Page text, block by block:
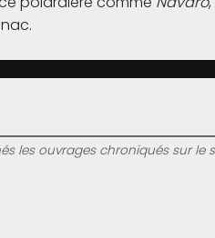
les ouvrages chroniqués sur le